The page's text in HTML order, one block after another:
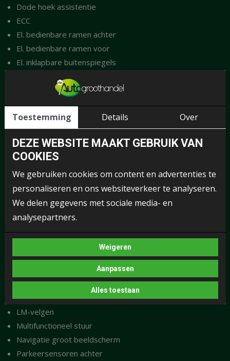
Dode hoek assistentie
ECC
El. bedienbare ramen achter
El. bedienbare ramen voor
El. inklapbare buitenspiegels
El. verstelbare buitenspiegels
El. verstelbare passagiersstoel
Elektronische remkrachtverdeling
ESP
Handsfree bluetooth
Head-up Display
Hill hold
Hoofdsteunen achter
Keyless entry
Keyless entry/start/stop
LED achterlichten
LED koplampen
Lichtsensor
LM-velgen
Multifunctioneel stuur
Navigatie groot beeldscherm
Parkeersensoren achter
Toestemming Details Over
DEZE WEBSITE MAAKT GEBRUIK VAN
COOKIES
We gebruiken cookies om content en advertenties te
personaliseren en ons websiteverkeer te analyseren.
We delen gegevens met sociale media- en
analysepartners.
Weigeren
Aanpassen
Alles toestaan